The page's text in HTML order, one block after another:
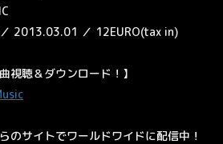
／ 2013.03.01 ／ 12EURO(tax in)
視聴＆ダウンロード！】
のサイトでワールドワイドに配信中！